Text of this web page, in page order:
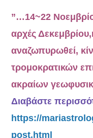
”…14~22
αρχές
αναζωπυρωθεί,
τρομοκρατικών
ακραίων
Διαβάστε
https://
post.html